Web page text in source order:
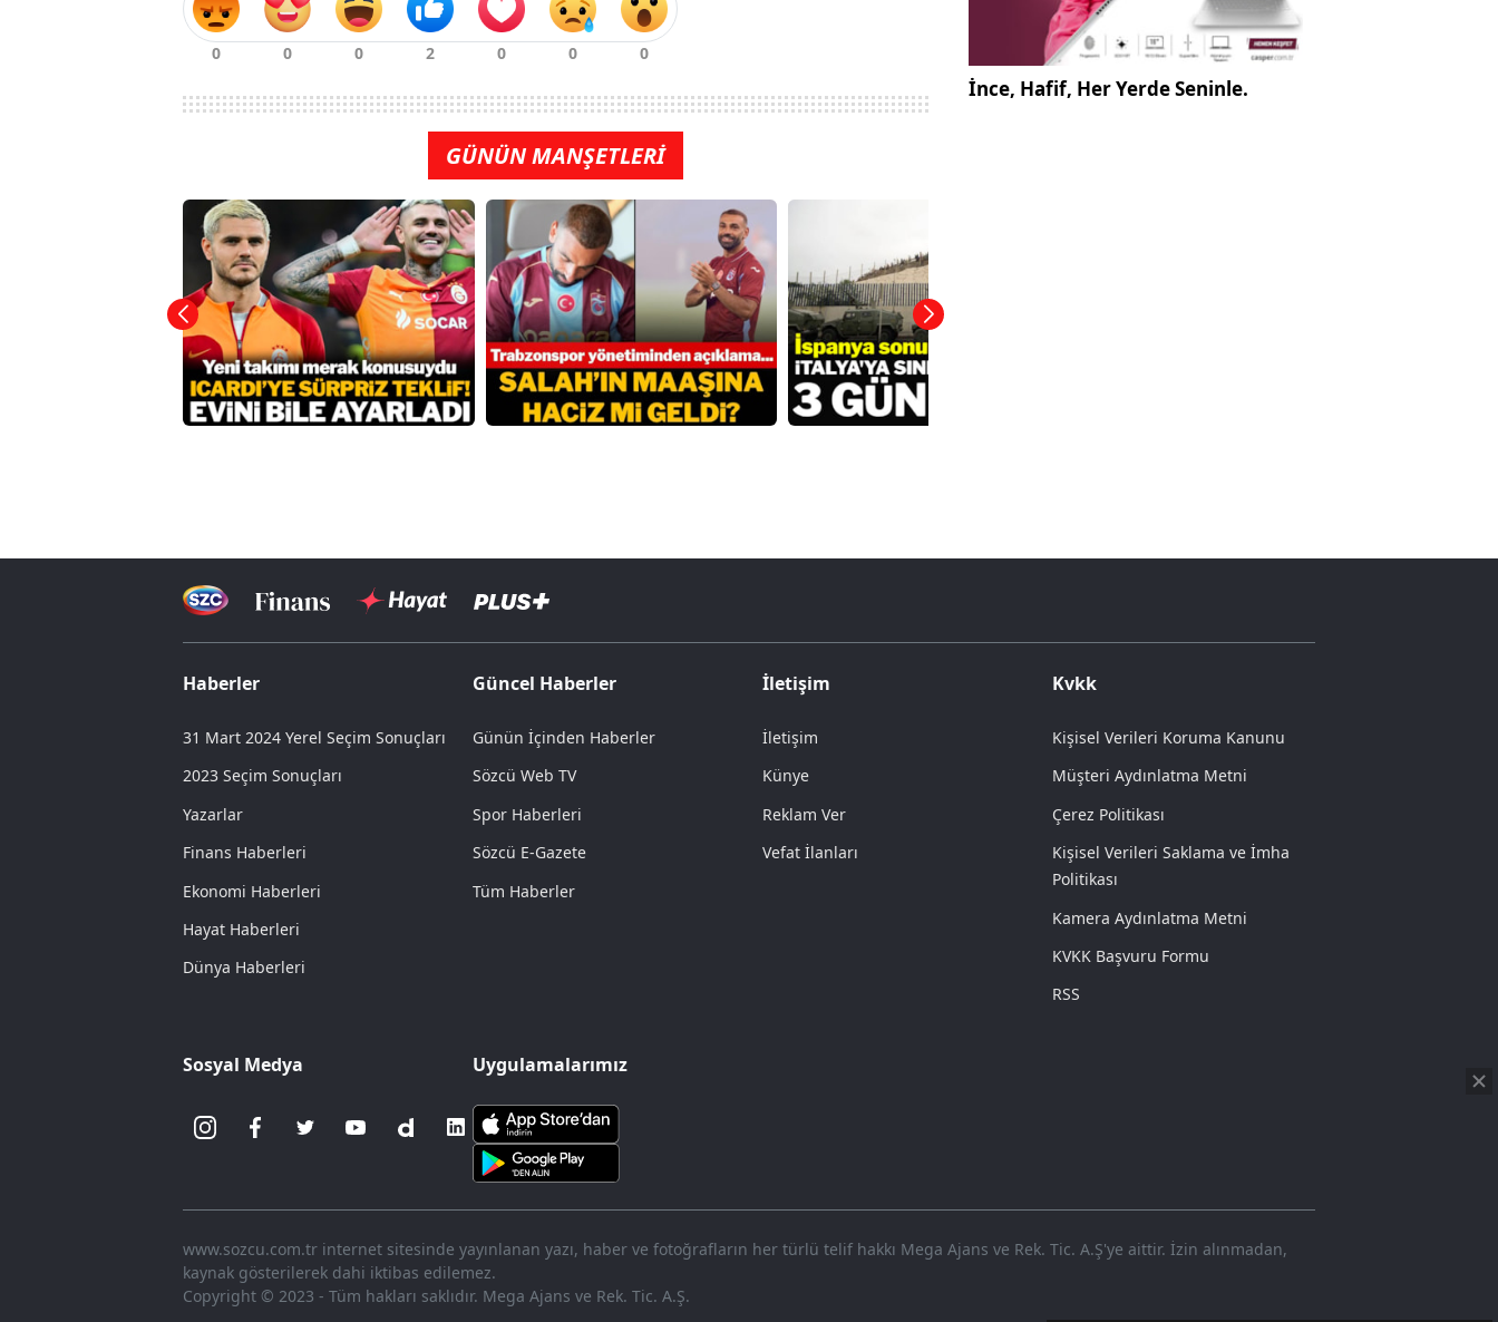
Aç
8.48%
GÜNÜN MANŞETLERİ
İnce, Hafif, Her Yerde Seninle.
Haberler
31 Mart 2024 Yerel Seçim Sonuçları
2023 Seçim Sonuçları
Yazarlar
Finans Haberleri
Ekonomi Haberleri
Hayat Haberleri
Dünya Haberleri
Güncel Haberler
Günün İçinden Haberler
Sözcü Web TV
Spor Haberleri
Sözcü E-Gazete
Tüm Haberler
İletişim
İletişim
Künye
Reklam Ver
Vefat İlanları
Kvkk
Kişisel Verileri Koruma Kanunu
Müşteri Aydınlatma Metni
Çerez Politikası
Kişisel Verileri Saklama ve İmha
Politikası
Kamera Aydınlatma Metni
KVKK Başvuru Formu
RSS
Sosyal Medya Uygulamalarımız
www.sozcu.com.tr internet sitesinde yayınlanan yazı, haber ve fotoğrafların her türlü telif hakkı Mega Ajans ve Rek. Tic. A.Ş'ye aittir. İzin alınmadan,
kaynak gösterilerek dahi iktibas edilemez.
Copyright © 2023 - Tüm hakları saklıdır. Mega Ajans ve Rek. Tic. A.Ş.